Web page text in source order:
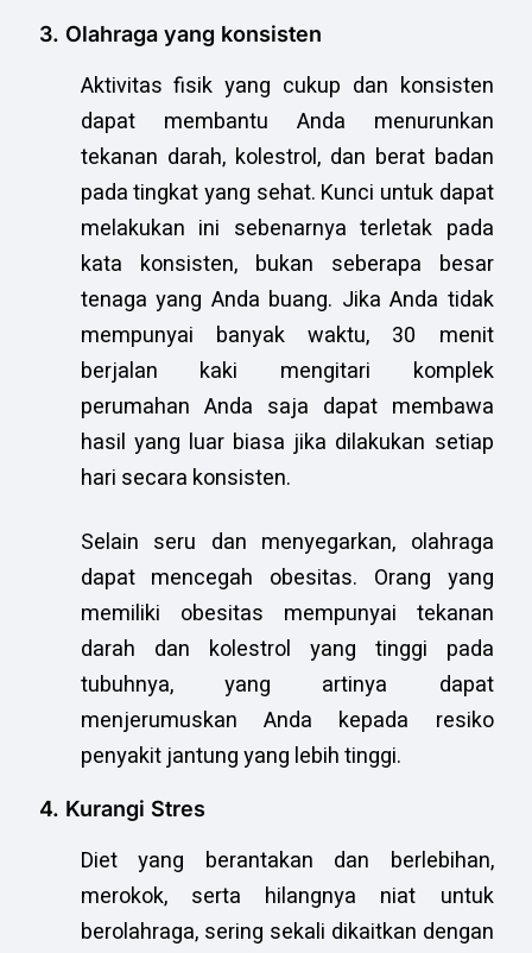
3. Olahraga yang konsisten
Aktivitas fisik yang cukup dan konsisten
dapat membantu Anda menurunkan
tekanan darah, kolestrol, dan berat badan
pada tingkat yang sehat. Kunci untuk dapat
melakukan ini sebenarnya terletak pada
kata konsisten, bukan seberapa besar
tenaga yang Anda buang. Jika Anda tidak
mempunyai banyak waktu, 30 menit
berjalan kaki mengitari komplek
perumahan Anda saja dapat membawa
hasil yang luar biasa jika dilakukan setiap
hari secara konsisten.
Selain seru dan menyegarkan, olahraga
dapat mencegah obesitas. Orang yang
memiliki obesitas mempunyai tekanan
darah dan kolestrol yang tinggi pada
tubuhnya, yang artinya dapat
menjerumuskan Anda kepada resiko
penyakit jantung yang lebih tinggi.
4. Kurangi Stres
Diet yang berantakan dan berlebihan,
merokok, serta hilangnya niat untuk
berolahraga, sering sekali dikaitkan dengan